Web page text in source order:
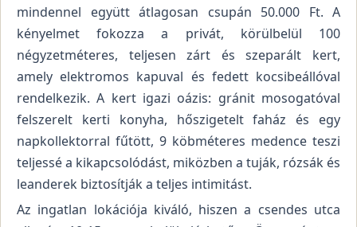
mindennel együtt átlagosan csupán 50.000 Ft. A
kényelmet fokozza a privát, körülbelül 100
négyzetméteres, teljesen zárt és szeparált kert,
amely elektromos kapuval és fedett kocsibeállóval
rendelkezik. A kert igazi oázis: gránit mosogatóval
felszerelt kerti konyha, hőszigetelt faház és egy
napkollektorral fűtött, 9 köbméteres medence teszi
teljessé a kikapcsolódást, miközben a tuják, rózsák és
leanderek biztosítják a teljes intimitást.
Az ingatlan lokációja kiváló, hiszen a csendes utca